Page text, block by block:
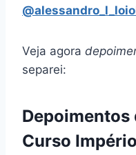
Veja agora
separei:
Depoimentos
Curso